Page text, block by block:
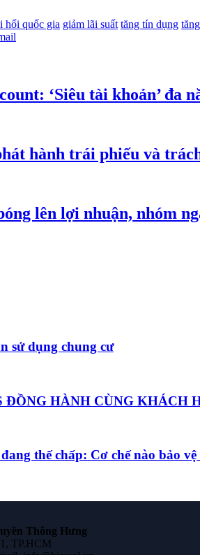
hối quốc gia giảm lãi suất tăng tín dụng
‘Siêu tài khoản’ đa
hành trái phiếu và
lên lợi nhuận, nhóm
sử dụng chung cư
ĐỒNG HÀNH CÙNG KHÁCH
thế chấp: Cơ chế nào bảo vệ
Thông Hưng
TP.HCM